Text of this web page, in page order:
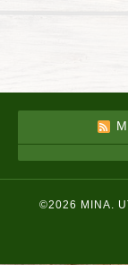
©2026 MINA.